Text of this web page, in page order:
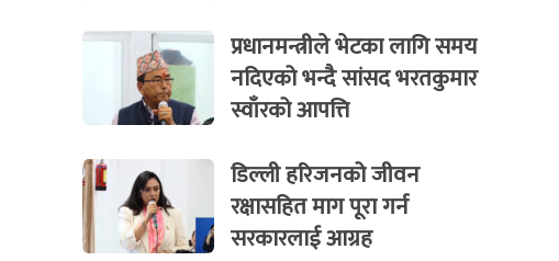
प्रधानमन्त्रीले भेटका लागि समय
नदिएको भन्दै सांसद भरतकुमार
स्वाँरको आपत्ति
डिल्ली हरिजनको जीवन
रक्षासहित माग पूरा गर्न
सरकारलाई आग्रह